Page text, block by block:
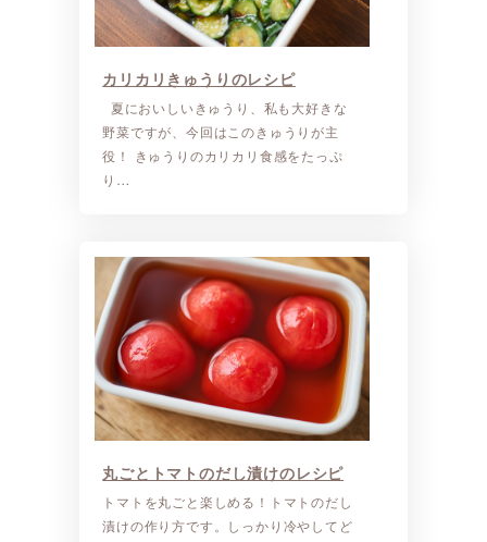
カリカリきゅうりのレシピ
夏においしいきゅうり、私も大好きな
野菜ですが、今回はこのきゅうりが主
役！ きゅうりのカリカリ食感をたっぷ
り…
丸ごとトマトのだし漬けのレシピ
トマトを丸ごと楽しめる！トマトのだし
漬けの作り方です。しっかり冷やしてど